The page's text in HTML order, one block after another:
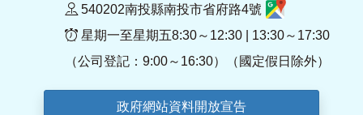
540202南投縣南投市省府路4號
星期一至星期五8:30～12:30 | 13:30～17:30
（公司登記：9:00～16:30）（國定假日除外）
政府網站資料開放宣告